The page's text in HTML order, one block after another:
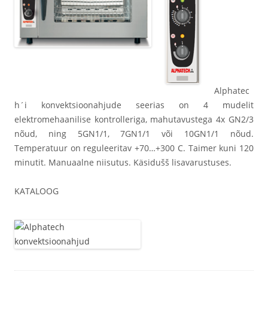
Alphatec
h´i konvektsioonahjude seerias on 4 mudelit
elektromehaanilise kontrolleriga, mahutavustega 4x GN2/3
nõud, ning 5GN1/1, 7GN1/1 või 10GN1/1 nõud.
Temperatuur on reguleeritav +70…+300 C. Taimer kuni 120
minutit. Manuaalne niisutus. Käsidušš lisavarustuses.
KATALOOG